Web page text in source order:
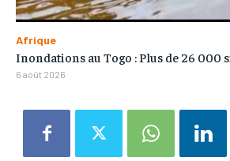
Afrique
Inondations au Togo : Plus de 26 000
6 août 2026